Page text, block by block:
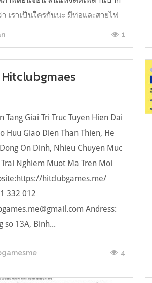
เราเป็นใครกันนะ มีท่อและสายไฟ
วามรู้สึกอยากฉี่ และแม้ตัวเขาจะ
แต่ความมืดมิดอยู่เบื้องหน้...
1
Tang Giai Tri Truc Tuyen Hien Dai
Huu Giao Dien Than Thien, He
On Dinh, Nhieu Chuyen Muc
Nghiem Muot Ma Tren Moi
hitclubgames.me/
332 012
Andress:
so 13A, Binh...
4